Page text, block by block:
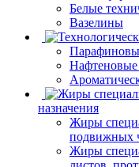
Белые
Вазелины
Нафтеновые
назначения
Жиры
подвижных
Жиры